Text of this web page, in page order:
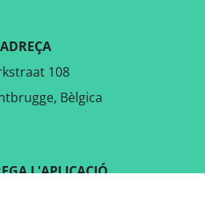
ADREÇA
108
Bèlgica
L'APLICACIÓ